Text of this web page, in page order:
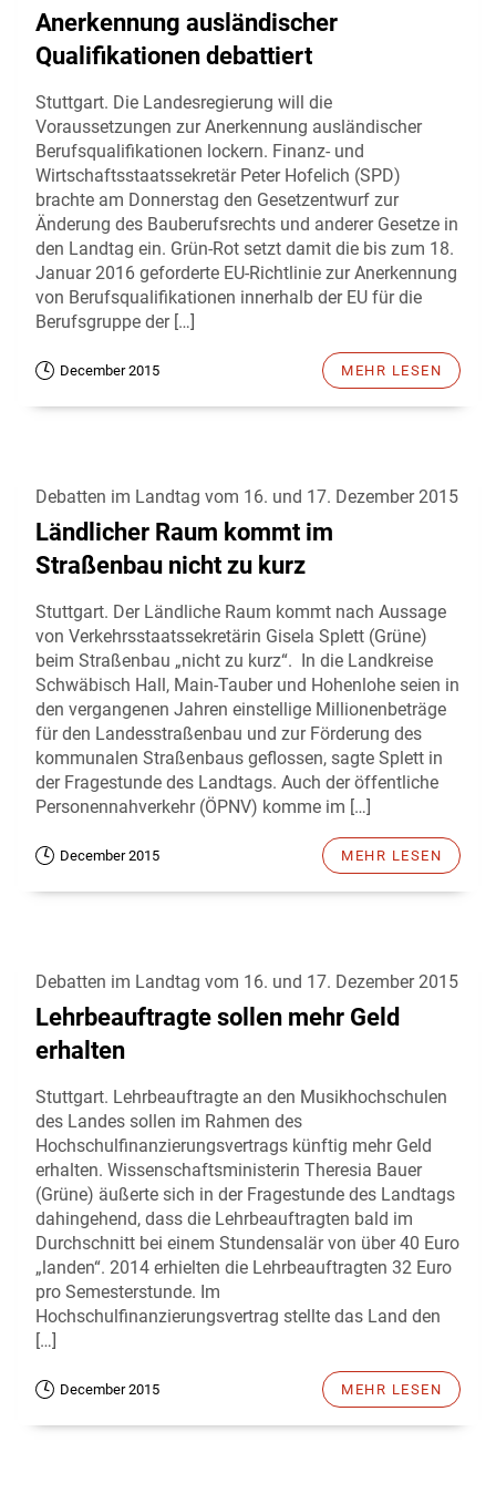
Anerkennung ausländischer
Qualifikationen debattiert
Stuttgart. Die Landesregierung will die
Voraussetzungen zur Anerkennung ausländischer
Berufsqualifikationen lockern. Finanz- und
Wirtschaftsstaatssekretär Peter Hofelich (SPD)
brachte am Donnerstag den Gesetzentwurf zur
Änderung des Bauberufsrechts und anderer Gesetze in
den Landtag ein. Grün-Rot setzt damit die bis zum 18.
Januar 2016 geforderte EU-Richtlinie zur Anerkennung
von Berufsqualifikationen innerhalb der EU für die
Berufsgruppe der […]
December 2015 MEHR LESEN
Debatten im Landtag vom 16. und 17. Dezember 2015
Ländlicher Raum kommt im
Straßenbau nicht zu kurz
Stuttgart. Der Ländliche Raum kommt nach Aussage
von Verkehrsstaatssekretärin Gisela Splett (Grüne)
beim Straßenbau „nicht zu kurz“. In die Landkreise
Schwäbisch Hall, Main-Tauber und Hohenlohe seien in
den vergangenen Jahren einstellige Millionenbeträge
für den Landesstraßenbau und zur Förderung des
kommunalen Straßenbaus geflossen, sagte Splett in
der Fragestunde des Landtags. Auch der öffentliche
Personennahverkehr (ÖPNV) komme im […]
December 2015 MEHR LESEN
Debatten im Landtag vom 16. und 17. Dezember 2015
Lehrbeauftragte sollen mehr Geld
erhalten
Stuttgart. Lehrbeauftragte an den Musikhochschulen
des Landes sollen im Rahmen des
Hochschulfinanzierungsvertrags künftig mehr Geld
erhalten. Wissenschaftsministerin Theresia Bauer
(Grüne) äußerte sich in der Fragestunde des Landtags
dahingehend, dass die Lehrbeauftragten bald im
Durchschnitt bei einem Stundensalär von über 40 Euro
„landen“. 2014 erhielten die Lehrbeauftragten 32 Euro
pro Semesterstunde. Im
Hochschulfinanzierungsvertrag stellte das Land den
[…]
December 2015 MEHR LESEN